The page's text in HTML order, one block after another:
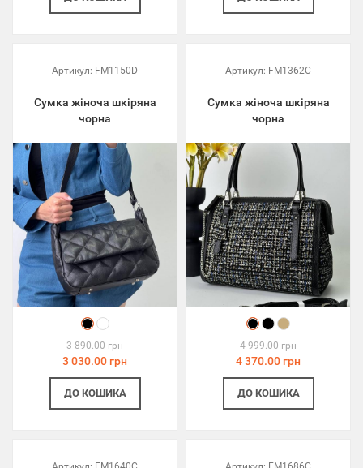
Артикул: FM1150D
Сумка жіноча шкіряна
чорна
3 890.00 грн
3 030.00 грн
ДО КОШИКА
Артикул: FM1362C
Сумка жіноча шкіряна
чорна
4 999.00 грн
4 370.00 грн
ДО КОШИКА